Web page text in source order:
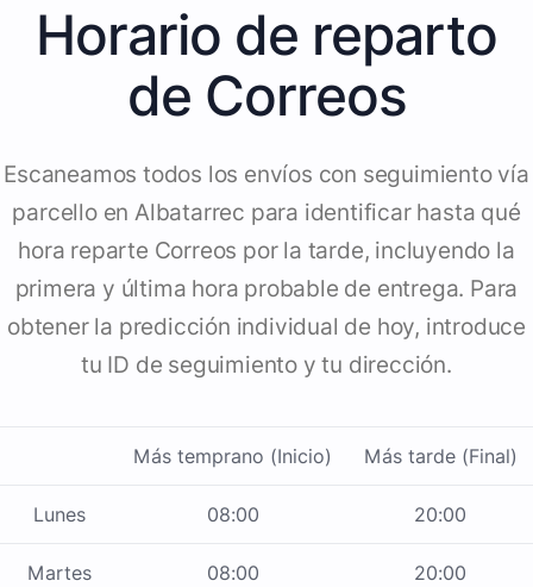
Horario de reparto
de Correos
Escaneamos todos los envíos con seguimiento vía
parcello en Albatarrec para identificar hasta qué
hora reparte Correos por la tarde, incluyendo la
primera y última hora probable de entrega. Para
obtener la predicción individual de hoy, introduce
tu ID de seguimiento y tu dirección.
Más temprano (Inicio) Más tarde (Final)
Lunes 08:00 20:00
Martes 08:00 20:00